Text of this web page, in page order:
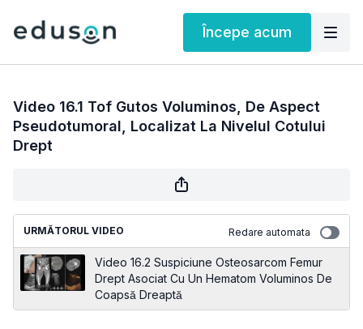
Începe acum
Video 16.1 Tof Gutos Voluminos, De Aspect
Pseudotumoral, Localizat La Nivelul Cotului
Drept
URMĂTORUL VIDEO Redare automata
Video 16.2 Suspiciune Osteosarcom Femur
Drept Asociat Cu Un Hematom Voluminos De
Coapsă Dreaptă